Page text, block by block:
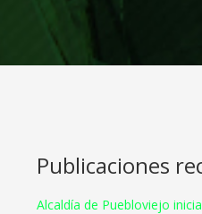
Publicaciones
Alcaldía de Puebloviejo